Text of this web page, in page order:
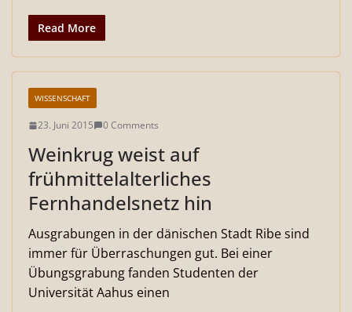
Read More
WISSENSCHAFT
23. Juni 2015 0 Comments
Weinkrug weist auf
frühmittelalterliches
Fernhandelsnetz hin
Ausgrabungen in der dänischen Stadt Ribe sind
immer für Überraschungen gut. Bei einer
Übungsgrabung fanden Studenten der
Universität Aahus einen